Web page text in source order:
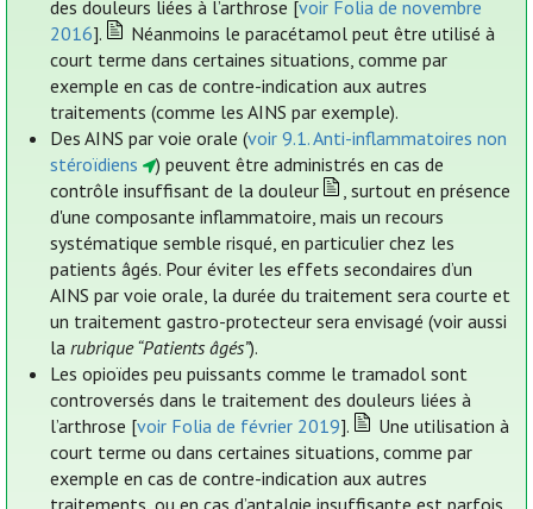
des douleurs liées à l’arthrose [voir Folia de novembre
2016].
Néanmoins le paracétamol peut être utilisé à
court terme dans certaines situations, comme par
exemple en cas de contre-indication aux autres
traitements (comme les AINS par exemple).
Des AINS par voie orale (voir 9.1. Anti-inflammatoires non
stéroïdiens
) peuvent être administrés en cas de
contrôle insuffisant de la douleur
, surtout en présence
d'une composante inflammatoire, mais un recours
systématique semble risqué, en particulier chez les
patients âgés. Pour éviter les effets secondaires d’un
AINS par voie orale, la durée du traitement sera courte et
un traitement gastro-protecteur sera envisagé (voir aussi
larubrique “Patients âgés”).
Les opioïdes peu puissants comme le tramadol sont
controversés dans le traitement des douleurs liées à
l’arthrose [voir Folia de février 2019].
Une utilisation à
court terme ou dans certaines situations, comme par
exemple en cas de contre-indication aux autres